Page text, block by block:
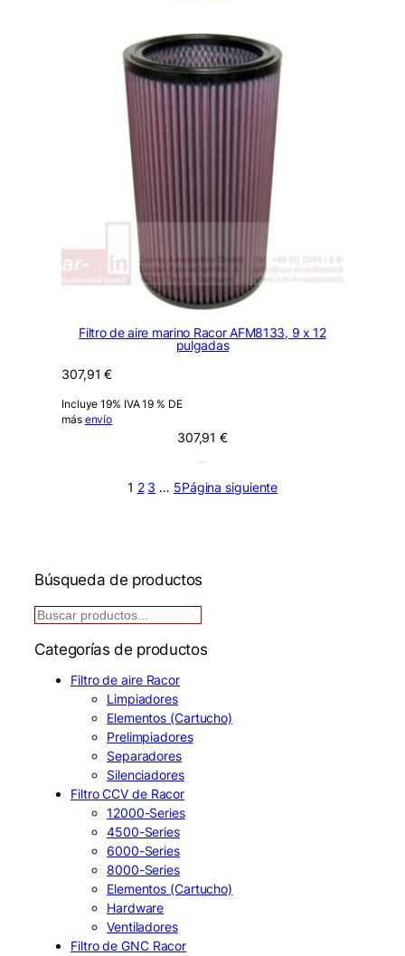
Filtro de aire marino Racor AFM8133, 9 x 12
pulgadas
307,91€
Incluye 19% IVA 19 % DE
más envío
307,91€
1 2 3 … 5Página siguiente
Búsqueda de productos
B
s
Categorías de productos
Filtro de aire Racor
Limpiadores
Elementos (Cartucho)
Prelimpiadores
Separadores
Silenciadores
Filtro CCV de Racor
12000-Series
4500-Series
6000-Series
8000-Series
Elementos (Cartucho)
Hardware
Ventiladores
Filtro de GNC Racor